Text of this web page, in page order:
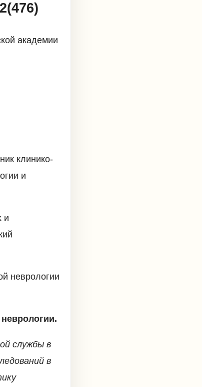
академии
клинико-
и
и
неврологии
службы в
в